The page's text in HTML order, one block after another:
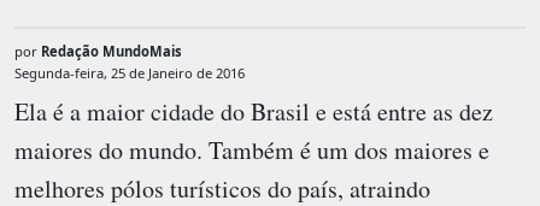
por Redação MundoMais
Segunda-feira, 25 de Janeiro de 2016
Ela é a maior cidade do Brasil e está entre as dez
maiores do mundo. Também é um dos maiores e
melhores pólos turísticos do país, atraindo